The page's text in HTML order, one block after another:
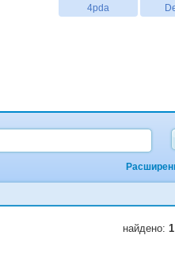
4pda
найдено: 1